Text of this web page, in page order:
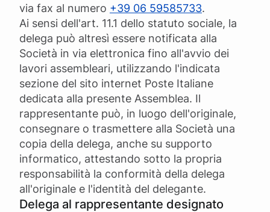
via fax al numero +39 06 59585733.
Ai sensi dell'art. 11.1 dello statuto sociale, la
delega può altresì essere notificata alla
Società in via elettronica fino all'avvio dei
lavori assembleari, utilizzando l'indicata
sezione del sito internet Poste Italiane
dedicata alla presente Assemblea. Il
rappresentante può, in luogo dell'originale,
consegnare o trasmettere alla Società una
copia della delega, anche su supporto
informatico, attestando sotto la propria
responsabilità la conformità della delega
all'originale e l'identità del delegante.
Delega al rappresentante designato